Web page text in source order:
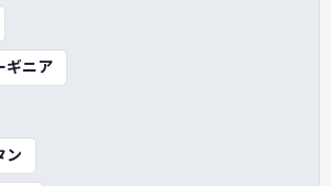
ギニア
ン